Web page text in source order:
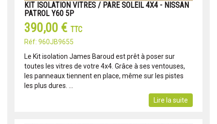
KIT ISOLATION VITRES / PARE SOLEIL 4X4 - NISSAN
PATROL Y60 5P
390,00 € TTC
Réf: 960JB9655
Le Kit isolation James Baroud est prêt à poser sur
toutes les vitres de votre 4x4. Grâce à ses ventouses,
les panneaux tiennent en place, même sur les pistes
les plus dures. ...
Lire la suite